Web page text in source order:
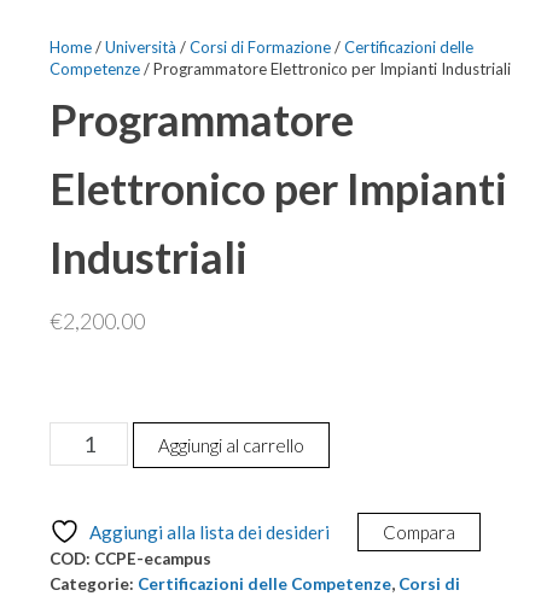
Home/Università /Corsi di Formazione/Certificazioni delle
Competenze/ Programmatore Elettronico per Impianti Industriali
Programmatore
Elettronico per Impianti
Industriali
€2,200.00
Programmatore
Elettronico
Impianti
Industriali
quantità
Aggiungi al carrello
Aggiungi alla lista dei desideri Compara
COD: CCPE-ecampus
Categorie: Certificazioni delle Competenze, Corsi di